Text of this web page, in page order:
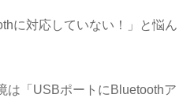
に対応していない！」と悩ん
は「USBポートにBluetoothア